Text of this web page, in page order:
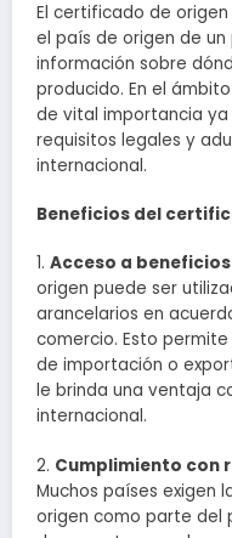
El certificado de
el país de origen de
información sobre
producido. En el
de vital importancia
requisitos legales y
internacional.
Beneficios del
1. Acceso a
origen puede ser
arancelarios en
comercio. Esto
de importación o
le brinda una ventaja
internacional.
2. Cumplimiento con
Muchos países exigen
origen como parte del